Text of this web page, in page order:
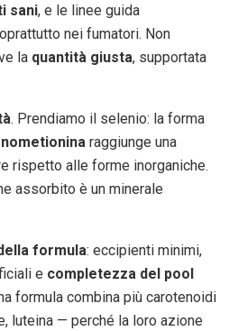
sani, e le linee guida
nei fumatori. Non
la quantità giusta, supportata
. Prendiamo il selenio: la forma
raggiunge una
rispetto alle forme inorganiche.
assorbito è un minerale
formula: eccipienti minimi,
e completezza del pool
formula combina più carotenoidi
luteina — perché la loro azione